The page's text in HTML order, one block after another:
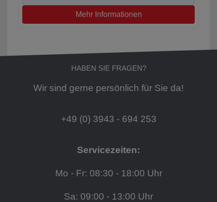
Mehr Informationen
HABEN SIE FRAGEN?
Wir sind gerne persönlich für Sie da!
+49 (0) 3943 - 694 253
Servicezeiten:
Mo - Fr: 08:30 - 18:00 Uhr
Sa: 09:00 - 13:00 Uhr